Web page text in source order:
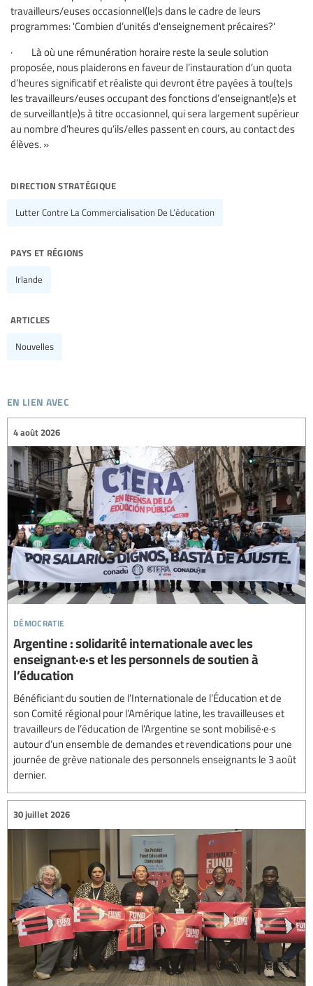
travailleurs/euses occasionnel(le)s dans le cadre de leurs
programmes: 'Combien d’unités d'enseignement précaires?'
· Là où une rémunération horaire reste la seule solution
proposée, nous plaiderons en faveur de l’instauration d’un quota
d’heures significatif et réaliste qui devront être payées à tou(te)s
les travailleurs/euses occupant des fonctions d’enseignant(e)s et
de surveillant(e)s à titre occasionnel, qui sera largement supérieur
au nombre d’heures qu’ils/elles passent en cours, au contact des
élèves. »
direction stratégique
Lutter Contre La Commercialisation De L’éducation
pays et régions
Irlande
articles
Nouvelles
en lien avec
démocratie
4 août 2026
Argentine : solidarité internationale avec les
enseignant·e·s et les personnels de soutien à
l’éducation
Bénéficiant du soutien de l’Internationale de l’Éducation et de
son Comité régional pour l’Amérique latine, les travailleuses et
travailleurs de l’éducation de l’Argentine se sont mobilisé·e·s
autour d’un ensemble de demandes et revendications pour une
journée de grève nationale des personnels enseignants le 3 août
dernier.
30 juillet 2026